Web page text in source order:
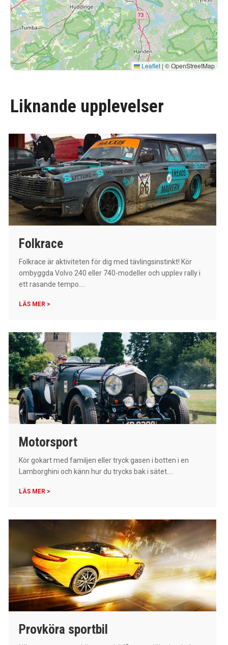
Leaflet | © OpenStreetMap
Liknande upplevelser
Folkrace
Folkrace är aktiviteten för dig med tävlingsinstinkt! Kör
ombyggda Volvo 240 eller 740-modeller och upplev rally i
ett rasande tempo....
LÄS MER >
Motorsport
Kör gokart med familjen eller tryck gasen i botten i en
Lamborghini och känn hur du trycks bak i sätet....
LÄS MER >
Provköra sportbil